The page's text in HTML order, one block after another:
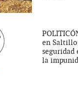
en
seguridad
la